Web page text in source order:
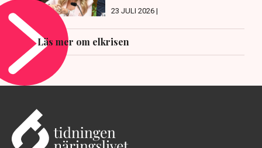
23 JULI 2026 |
Läs mer om elkrisen